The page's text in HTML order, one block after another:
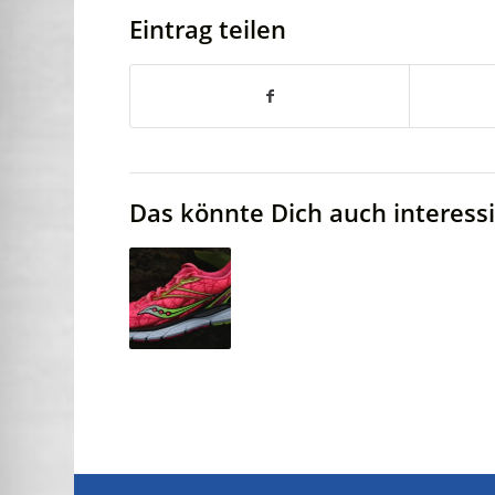
Eintrag teilen
Das könnte Dich auch